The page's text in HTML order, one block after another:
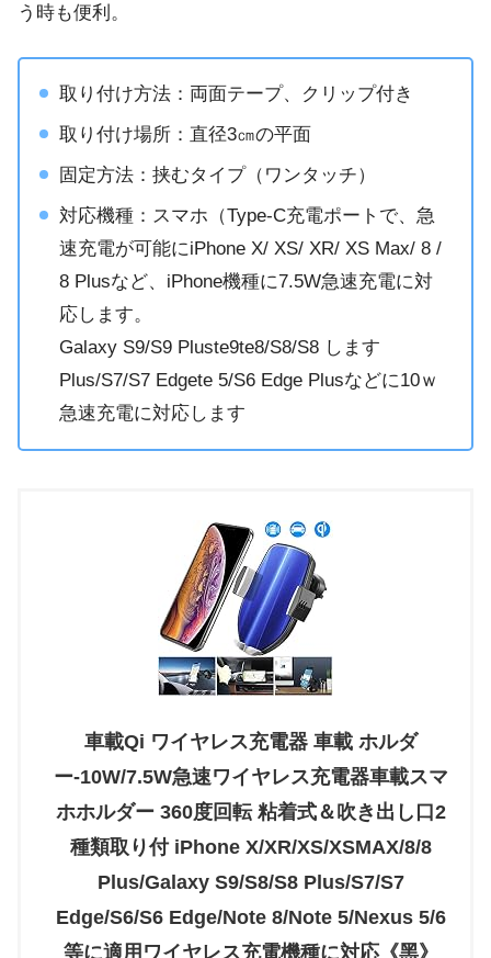
う時も便利。
取り付け方法：両面テープ、クリップ付き
取り付け場所：直径3㎝の平面
固定方法：挟むタイプ（ワンタッチ）
対応機種：スマホ（Type-C充電ポートで、急
速充電が可能にiPhone X/ XS/ XR/ XS Max/ 8 /
8 Plusなど、iPhone機種に7.5W急速充電に対
応します。
Galaxy S9/S9 Pluste9te8/S8/S8 します
Plus/S7/S7 Edgete 5/S6 Edge Plusなどに10ｗ
急速充電に対応します
車載Qi ワイヤレス充電器 車載 ホルダ
ー-10W/7.5W急速ワイヤレス充電器車載スマ
ホホルダー 360度回転 粘着式＆吹き出し口2
種類取り付 iPhone X/XR/XS/XSMAX/8/8
Plus/Galaxy S9/S8/S8 Plus/S7/S7
Edge/S6/S6 Edge/Note 8/Note 5/Nexus 5/6
等に適用ワイヤレス充電機種に対応《黑》